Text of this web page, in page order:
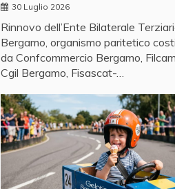
30 Luglio 2026
Rinnovo dell’Ente Bilaterale
Bergamo, organismo paritetico
da Confcommercio Bergamo,
Cgil Bergamo, Fisascat-…